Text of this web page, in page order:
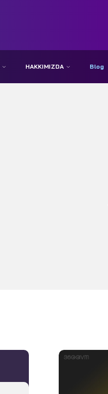
HAKKIMIZDA Blog